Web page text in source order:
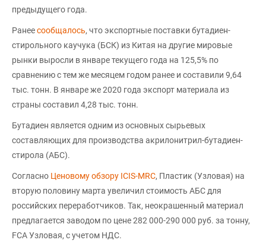
предыдущего года.
Ранеесообщалось, что экспортные поставки бутадиен-
стирольного каучука (БСК) из Китая на другие мировые
рынки выросли в январе текущего года на 125,5% по
сравнению с тем же месяцем годом ранее и составили 9,64
тыс. тонн. В январе же 2020 года экспорт материала из
страны составил 4,28 тыс. тонн.
Бутадиен является одним из основных сырьевых
составляющих для производства акрилонитрил-бутадиен-
стирола (АБС).
Согласно Ценовому обзору ICIS-MRC, Пластик (Узловая) на
вторую половину марта увеличил стоимость АБС для
российских переработчиков. Так, неокрашенный материал
предлагается заводом по цене 282 000-290 000 руб. за тонну,
FCA Узловая, с учетом НДС.